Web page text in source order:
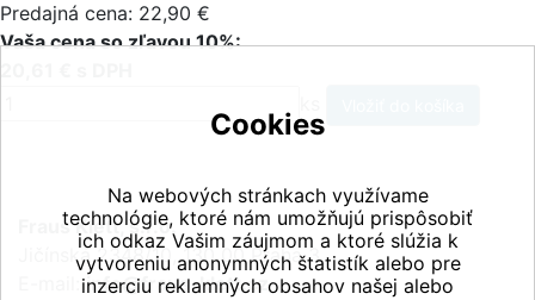
Predajná cena: 22,90 €
Vaša cena so zľavou 10%:
Fraus Klett, s.r.o.
Jičínská 2348/10, 130 00 Praha 3
E-mail:info@fraus-klett.cz
Cookies
Na webových stránkach využívame
technológie, ktoré nám umožňujú prispôsobiť
ich odkaz Vašim záujmom a ktoré slúžia k
vytvoreniu anonymných štatistík alebo pre
inzerciu reklamných obsahov našej alebo